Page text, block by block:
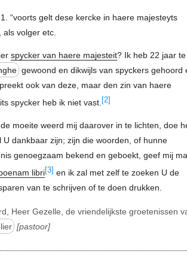
“voorts gelt dese kercke in haere majesteyts
als volger etc.
spycker van haere majesteit? Ik heb 22 jaar te
gewoond en dikwijls van spyckers gehoord
ook van deze, maar den zin van haere
spycker heb ik niet vast. [2]
moeite weerd mij daarover in te lichten, doe
U dankbaar zijn; zijn die woorden, of hunne
genoegzaam bekend en geboekt, geef mij
libri[3] en ik zal met zelf te zoeken U de
van te schrijven of te doen drukken.
Heer Gezelle, de vriendelijkste groetenissen
pastoor